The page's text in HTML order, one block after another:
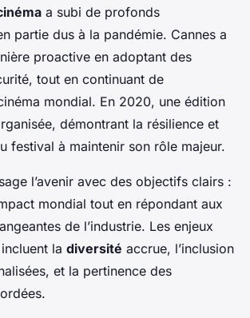
a subi de profonds
partie dus à la pandémie. Cannes a
proactive en adoptant des
tout en continuant de
mondial. En 2020, une édition
démontrant la résilience et
festival à maintenir son rôle majeur.
l’avenir avec des objectifs clairs :
mondial tout en répondant aux
de l’industrie. Les enjeux
la diversité accrue, l’inclusion
et la pertinence des